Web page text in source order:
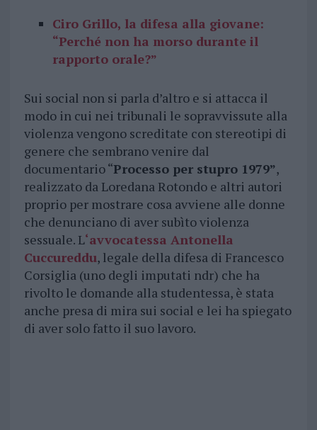
Ciro Grillo, la difesa alla giovane:
“Perché non ha morso durante il
rapporto orale?”
Sui social non si parla d’altro e si attacca il
modo in cui nei tribunali le sopravvissute alla
violenza vengono screditate con stereotipi di
genere che sembrano venire dal
documentario “Processo per stupro 1979”,
realizzato da Loredana Rotondo e altri autori
proprio per mostrare cosa avviene alle donne
che denunciano di aver subìto violenza
sessuale. L‘avvocatessa Antonella
Cuccureddu, legale della difesa di Francesco
Corsiglia (uno degli imputati ndr) che ha
rivolto le domande alla studentessa, è stata
anche presa di mira sui social e lei ha spiegato
di aver solo fatto il suo lavoro.